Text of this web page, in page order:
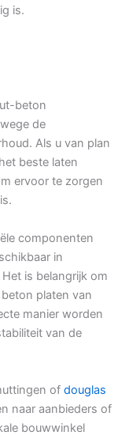
is.
beton
de
Als u van plan
beste laten
ervoor te zorgen
componenten
in
is belangrijk om
platen van
manier worden
van de
of douglas
naar aanbieders of
bouwwinkel